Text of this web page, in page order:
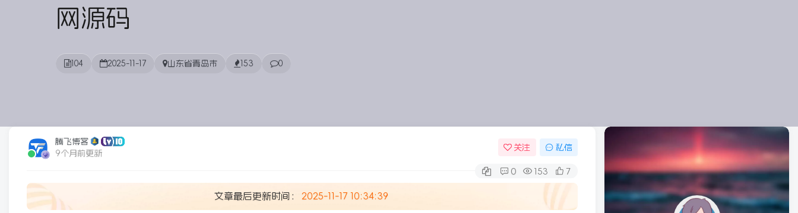
网源码
104 2025-11-17 山东省青岛市 153 0
腾飞博客
9个月前更新
关注 私信
0 153 7
文章最后更新时间： 2025-11-17 10:34:39